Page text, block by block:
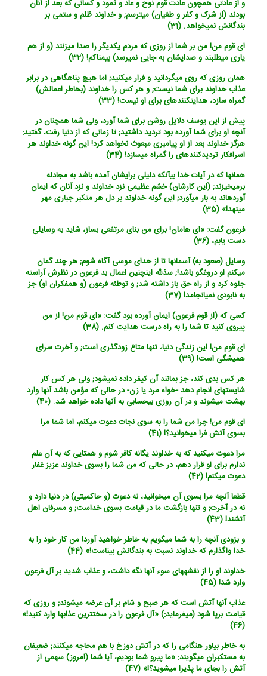
و از عادتی همچون عادت قوم نوح و عاد و ثمود و کسانی که بعد از آنان
بودند (از شرک و کفر و طغیان) می‏ترسم; و خداوند ظلم و ستمی بر
بندگانش نمی‏خواهد. (31)
ای قوم من! من بر شما از روزی که مردم یکدیگر را صدا می‏زنند (و از هم
یاری می‏طلبند و صدایشان به جایی نمی‏رسد) بیمناکم! (32)
همان روزی که روی می‏گردانید و فرار می‏کنید; اما هیچ پناهگاهی در برابر
عذاب خداوند برای شما نیست; و هر کس را خداوند (بخاطر اعمالش)
گمراه سازد، هدایت‏کننده‏ای برای او نیست! (33)
پیش از این یوسف دلایل روشن برای شما آورد، ولی شما همچنان در
آنچه او برای شما آورده بود تردید داشتید; تا زمانی که از دنیا رفت، گفتید:
هرگز خداوند بعد از او پیامبری مبعوث نخواهد کرد! این گونه خداوند هر
اسرافکار تردیدکننده‏ای را گمراه می‏سازد! (34)
همانها که در آیات خدا بی‏آنکه دلیلی برایشان آمده باشد به مجادله
برمی‏خیزند; (این کارشان) خشم عظیمی نزد خداوند و نزد آنان که ایمان
آورده‏اند به بار می‏آورد; این گونه خداوند بر دل هر متکبر جباری مهر
می‏نهد!» (35)
فرعون گفت: «ای هامان! برای من بنای مرتفعی بساز، شاید به وسایلی
دست یابم، (36)
وسایل (صعود به) آسمانها تا از خدای موسی آگاه شوم; هر چند گمان
می‏کنم او دروغگو باشد!; س‏ذللّه اینچنین اعمال بد فرعون در نظرش آراسته
جلوه کرد و از راه حق باز داشته شد; و توطئه فرعون (و همفکران او) جز
به نابودی نمی‏انجامد! (37)
کسی که (از قوم فرعون) ایمان آورده بود گفت: «ای قوم من! از من
پیروی کنید تا شما را به راه درست هدایت کنم. (38)
ای قوم من! این زندگی دنیا، تنها متاع زودگذری است; و آخرت سرای
همیشگی است! (39)
هر کس بدی کند، جز بمانند آن کیفر داده نمی‏شود; ولی هر کس کار
شایسته‏ای انجام دهد -خواه مرد یا زن- در حالی که مؤمن باشد آنها وارد
بهشت می‏شوند و در آن روزی بی‏حسابی به آنها داده خواهد شد. (40)
ای قوم من! چرا من شما را به سوی نجات دعوت می‏کنم، اما شما مرا
بسوی آتش فرا می‏خوانید؟! (41)
مرا دعوت می‏کنید که به خداوند یگانه کافر شوم و همتایی که به آن علم
ندارم برای او قرار دهم، در حالی که من شما را بسوی خداوند عزیز غفار
دعوت می‏کنم! (42)
قطعا آنچه مرا بسوی آن می‏خوانید، نه دعوت (و حاکمیتی) در دنیا دارد و
نه در آخرت; و تنها بازگشت ما در قیامت بسوی خداست; و مسرفان اهل
آتشند! (43)
و بزودی آنچه را به شما می‏گویم به خاطر خواهید آورد! من کار خود را به
خدا واگذارم که خداوند نسبت به بندگانش بیناست!» (44)
خداوند او را از نقشه‏های سوء آنها نگه داشت، و عذاب شدید بر آل فرعون
وارد شد! (45)
عذاب آنها آتش است که هر صبح و شام بر آن عرضه می‏شوند; و روزی که
قیامت برپا شود (می‏فرماید:) «آل فرعون را در سخت‏ترین عذابها وارد کنید!»
(46)
به خاطر بیاور هنگامی را که در آتش دوزخ با هم محاجه می‏کنند; ضعیفان
به مستکبران می‏گویند: «ما پیرو شما بودیم، آیا شما (امروز) سهمی از
آتش را بجای ما پذیرا می‏شوید؟!» (47)